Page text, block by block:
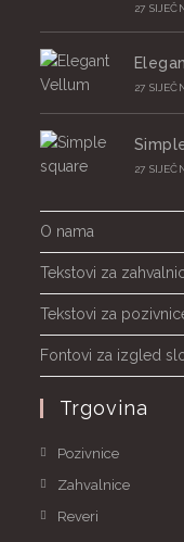
27
27
27
O nama
Tekstovi za
Tekstovi za
Fontovi za izgled
Trgovina
Pozivnice
Zahvalnice
Reveri